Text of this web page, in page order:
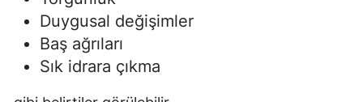
Duygusal değişimler
Baş ağrıları
Sık idrara çıkma